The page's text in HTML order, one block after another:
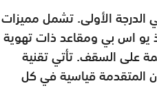
الدرجة الأولى. تشمل مميزات
وسبعة منافذ يو اس بي ومقاعد ذات تهوية
على السقف. تأتي تقنية
المتقدمة قياسية في كل